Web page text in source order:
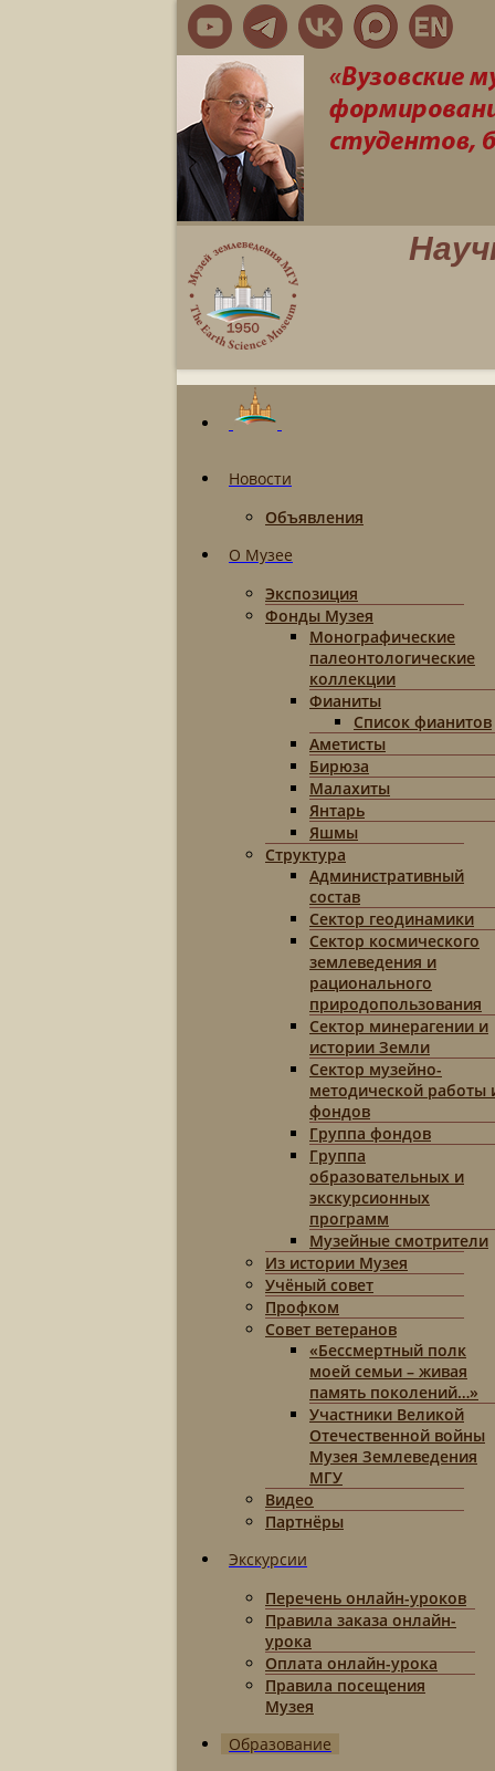
Новости
Объявления
О Музее
Экспозиция
Фонды Музея
Монографические
палеонтологические
коллекции
Фианиты
Список фианитов
Аметисты
Бирюза
Малахиты
Янтарь
Яшмы
Структура
Административный
состав
Сектор геодинамики
Сектор космического
землеведения и
рационального
природопользования
Сектор минерагении и
истории Земли
Сектор музейно-
методической работы
фондов
Группа фондов
Группа
образовательных и
экскурсионных
программ
Музейные смотрители
Из истории Музея
Учёный совет
Профком
Совет ветеранов
«Бессмертный полк
моей семьи – живая
память поколений…»
Участники Великой
Отечественной войны
Музея Землеведения
МГУ
Видео
Партнёры
Экскурсии
Перечень онлайн-уроков
Правила заказа онлайн-
урока
Оплата онлайн-урока
Правила посещения
Музея
Образование